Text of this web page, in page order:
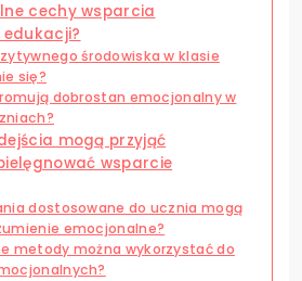
cechy wsparcia
środowiska w klasie
się?
dobrostan emocjonalny w
mogą przyjąć
wsparcie
dostosowane do ucznia mogą
emocjonalne?
metody można wykorzystać do